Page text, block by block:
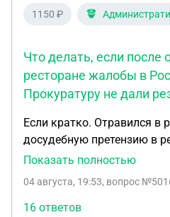
зарабатывают для них
ребёнка контролирую Я
обратно
1150 ₽
Что делать, если после
ресторане жалобы в
Прокуратуру не дали
Если кратко. Отравился в
досудебную претензию в
региональный
нарушения, дважды
ответы. Пожаловался на
Показать полностью
04 августа, 19:53, вопрос
16 ответов